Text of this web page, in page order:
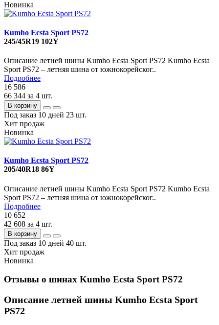
Новинка
Kumho Ecsta Sport PS72
245/45R19 102Y
Описание летней шины Kumho Ecsta Sport PS72 Kumho Ecsta
Sport PS72 – летняя шина от южнокорейског..
Подробнее
16 586
66 344 за 4 шт.
В корзину
Под заказ 10 дней 23 шт.
Хит продаж
Новинка
Kumho Ecsta Sport PS72
205/40R18 86Y
Описание летней шины Kumho Ecsta Sport PS72 Kumho Ecsta
Sport PS72 – летняя шина от южнокорейског..
Подробнее
10 652
42 608 за 4 шт.
В корзину
Под заказ 10 дней 40 шт.
Хит продаж
Новинка
Отзывы о шинах Kumho Ecsta Sport PS72
Описание летней шины Kumho Ecsta Sport
PS72